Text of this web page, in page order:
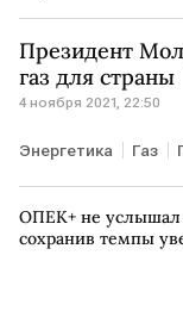
Президент
газ для страны
4 ноября 2021, 22:50
Энергетика Газ
МОЛДАВИЯ
ОПЕК+ не
сохранив темпы